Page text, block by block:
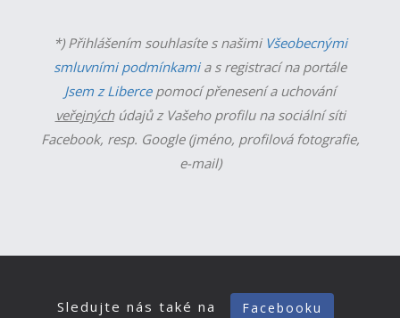
*) Přihlášením souhlasíte s našimi Všeobecnými
smluvními podmínkamia s registrací na portále
Jsem z Libercepomocí přenesení a uchování
veřejnýchúdajů z Vašeho profilu na sociální síti
Facebook, resp. Google (jméno, profilová fotografie,
e-mail)
Sledujte nás také na Facebooku